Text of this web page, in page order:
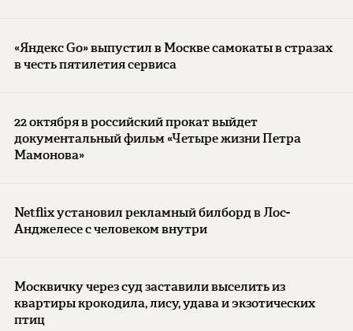
«Яндекс Go» выпустил в Москве самокаты в стразах
в честь пятилетия сервиса
22 октября в российский прокат выйдет
документальный фильм «Четыре жизни Петра
Мамонова»
Netflix установил рекламный билборд в Лос-
Анджелесе с человеком внутри
Москвичку через суд заставили выселить из
квартиры крокодила, лису, удава и экзотических
птиц